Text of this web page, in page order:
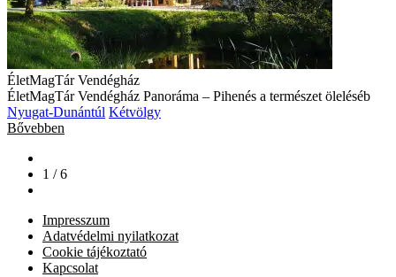
ÉletMagTár Vendégház
ÉletMagTár Vendégház Panoráma – Pihenés a természet öleléséb
Nyugat-Dunántúl Kétvölgy
Bővebben
1 / 6
Impresszum
Adatvédelmi nyilatkozat
Cookie tájékoztató
Kapcsolat